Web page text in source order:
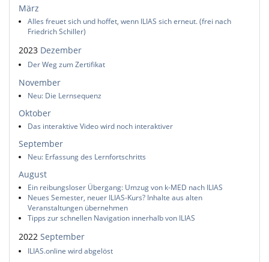
März
Alles freuet sich und hoffet, wenn ILIAS sich erneut. (frei nach
Friedrich Schiller)
2023 Dezember
Der Weg zum Zertifikat
November
Neu: Die Lernsequenz
Oktober
Das interaktive Video wird noch interaktiver
September
Neu: Erfassung des Lernfortschritts
August
Ein reibungsloser Übergang: Umzug von k-MED nach ILIAS
Neues Semester, neuer ILIAS-Kurs? Inhalte aus alten
Veranstaltungen übernehmen
Tipps zur schnellen Navigation innerhalb von ILIAS
2022 September
ILIAS.online wird abgelöst